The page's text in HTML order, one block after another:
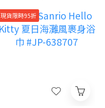
現貨限時95折